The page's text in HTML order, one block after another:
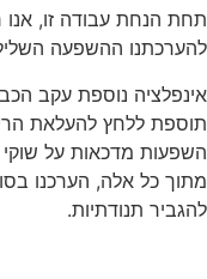
תחת הנחת עבודה זו, אנו
להערכתנו ההשפעה
אינפלציה נוספת עקב
תוספת ללחץ להעלאת
השפעות מדכאות על
להגביר תנודתיות.